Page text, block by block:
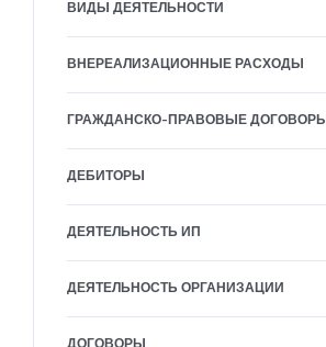
ВИДЫ ДЕЯТЕЛЬНОСТИ
ВНЕРЕАЛИЗАЦИОННЫЕ РАСХОДЫ
ГРАЖДАНСКО-ПРАВОВЫЕ ДОГОВОРЫ
ДЕБИТОРЫ
ДЕЯТЕЛЬНОСТЬ ИП
ДЕЯТЕЛЬНОСТЬ ОРГАНИЗАЦИИ